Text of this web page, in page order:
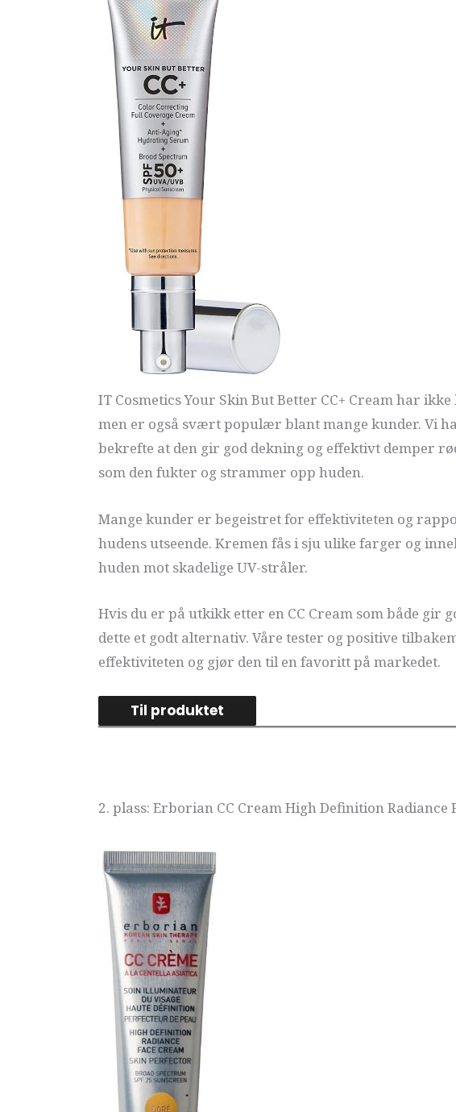
IT Cosmetics Your Skin But Better CC+ Cream har
men er også svært populær blant mange kunder. Vi
bekrefte at den gir god dekning og effektivt demper
som den fukter og strammer opp huden.
Mange kunder er begeistret for effektiviteten og
hudens utseende. Kremen fås i sju ulike farger og
huden mot skadelige UV-stråler.
Hvis du er på utkikk etter en CC Cream som både gir
dette et godt alternativ. Våre tester og positive
effektiviteten og gjør den til en favoritt på markedet.
Til produktet
2. plass: Erborian CC Cream High Definition Radiance